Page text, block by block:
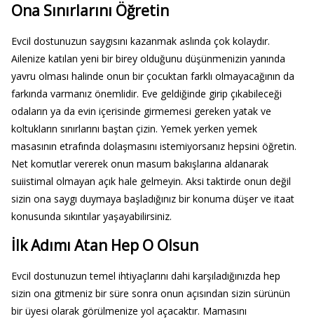
Ona Sınırlarını Öğretin
Evcil dostunuzun saygısını kazanmak aslında çok kolaydır.
Ailenize katılan yeni bir birey olduğunu düşünmenizin yanında
yavru olması halinde onun bir çocuktan farklı olmayacağının da
farkında varmanız önemlidir. Eve geldiğinde girip çıkabileceği
odaların ya da evin içerisinde girmemesi gereken yatak ve
koltukların sınırlarını baştan çizin. Yemek yerken yemek
masasının etrafında dolaşmasını istemiyorsanız hepsini öğretin.
Net komutlar vererek onun masum bakışlarına aldanarak
suiistimal olmayan açık hale gelmeyin. Aksi taktirde onun değil
sizin ona saygı duymaya başladığınız bir konuma düşer ve itaat
konusunda sıkıntılar yaşayabilirsiniz.
İlk Adımı Atan Hep O Olsun
Evcil dostunuzun temel ihtiyaçlarını dahi karşıladığınızda hep
sizin ona gitmeniz bir süre sonra onun açısından sizin sürünün
bir üyesi olarak görülmenize yol açacaktır. Mamasını